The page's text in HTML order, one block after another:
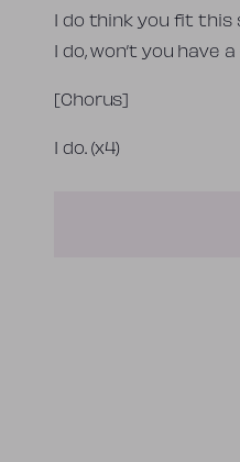
I do think you fit this
I do, won’t you have
[Chorus]
I do. (x4)